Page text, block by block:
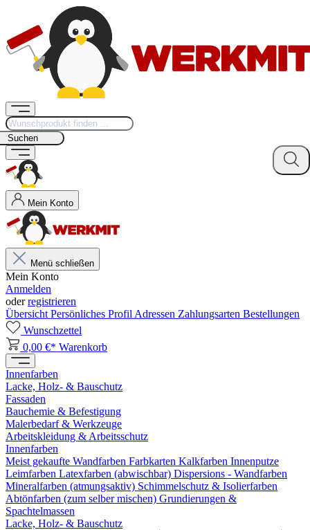
Suchen
Mein Konto
Menü schließen
Mein Konto
Anmelden
oderregistrieren
Übersicht Persönliches Profil Adressen Zahlungsarten Bestellungen
Wunschzettel
0,00 €* Warenkorb
Innenfarben
Lacke, Holz- & Bauschutz
Fassaden
Bauchemie & Befestigung
Malerbedarf & Werkzeuge
Arbeitskleidung & Arbeitsschutz
Innenfarben
Meist gekaufte Wandfarben Farbkarten Kalkfarben Innenputze
Leimfarben Latexfarben (abwischbar) Dispersions - Wandfarben
Mineralfarben (atmungsaktiv) Schimmelschutz & Isolierfarben
Abtönfarben (zum selber mischen) Grundierungen &
Spachtelmassen
Lacke, Holz- & Bauschutz